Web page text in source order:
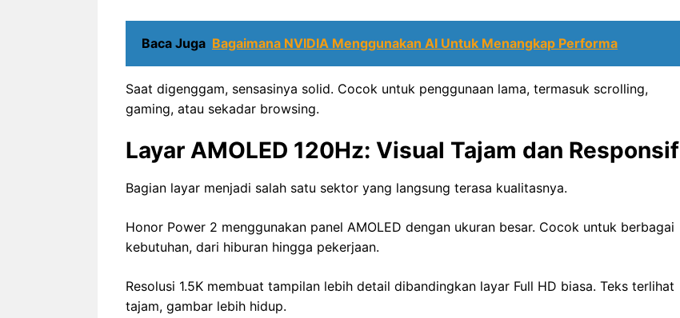
Baca Juga Bagaimana NVIDIA Menggunakan AI Untuk Menangkap Performa
Saat digenggam, sensasinya solid. Cocok untuk penggunaan lama, termasuk scrolling,
gaming, atau sekadar browsing.
Layar AMOLED 120Hz: Visual Tajam dan Responsif
Bagian layar menjadi salah satu sektor yang langsung terasa kualitasnya.
Honor Power 2 menggunakan panel AMOLED dengan ukuran besar. Cocok untuk berbagai
kebutuhan, dari hiburan hingga pekerjaan.
Resolusi 1.5K membuat tampilan lebih detail dibandingkan layar Full HD biasa. Teks terlihat
tajam, gambar lebih hidup.